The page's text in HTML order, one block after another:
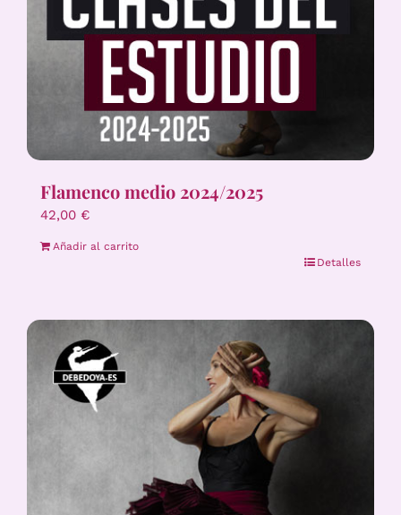
Flamenco medio 2024/2025
42,00 €
Añadir al carrito
Detalles